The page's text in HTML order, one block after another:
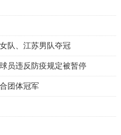
队、江苏男队夺冠
员违反防疫规定被暂停
团体冠军